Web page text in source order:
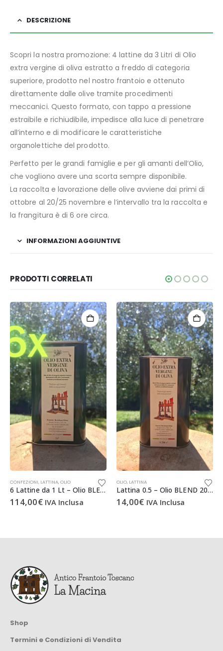
DESCRIZIONE
Scopri la nostra promozione: 4 lattine da 3 Litri di Olio
extra vergine di oliva estratto a freddo di categoria
superiore, prodotto nel nostro frantoio e ottenuto
direttamente dalle olive tramite procedimenti
meccanici. Questo formato, con tappo a pressione
estraibile e richiudibile, impedisce alla luce di penetrare
all’interno e di modificare le caratteristiche
organolettiche del prodotto.
Perfetto per le grandi famiglie e per gli amanti dell’Olio,
che vogliono avere una scorta sempre disponibile.
La raccolta e lavorazione delle olive avviene dai primi di
ottobre al 20/25 novembre e l’intervallo tra la raccolta e
la frangitura è di 6 ore circa.
INFORMAZIONI AGGIUNTIVE
PRODOTTI CORRELATI
CONFEZIONI, LATTINA,OLIO
6 Lattine da 1 Lt – Olio BLEND 2025 Extravergine di Oliva (€19 a Lt)
114,00€ IVA Inclusa
OLIO, LATTINA
Lattina 0.5 – Olio BLEND 2025 Extravergine d’Oliva
14,00€ IVA Inclusa
Shop
Termini e Condizioni di Vendita